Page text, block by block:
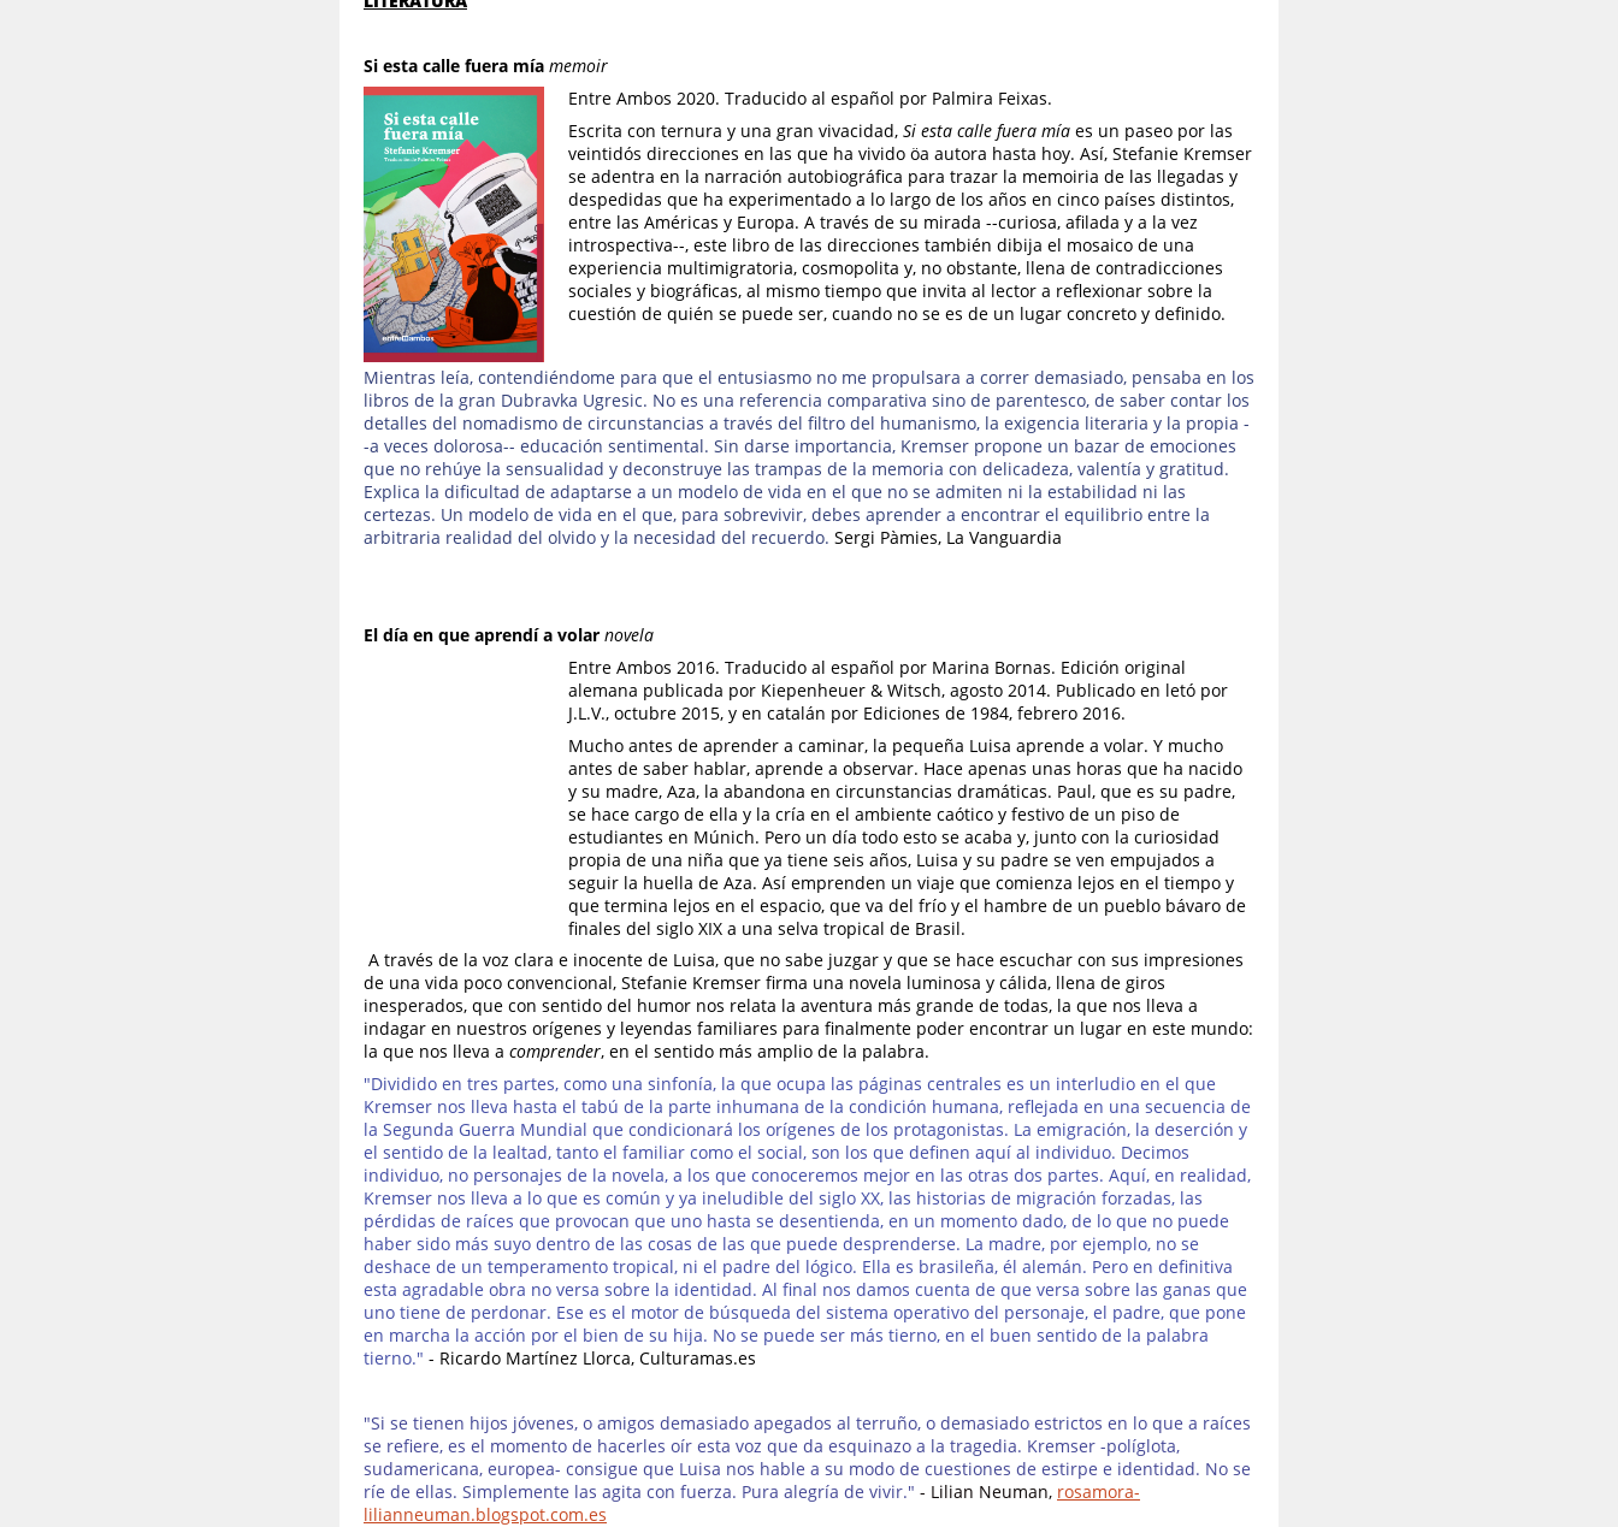
Si esta calle fuera mía memoir
Entre Ambos 2020. Traducido al español por Palmira Feixas.
Escrita con ternura y una gran vivacidad, Si esta calle fuera mía es un paseo por las
veintidós direcciones en las que ha vivido öa autora hasta hoy. Así, Stefanie Kremser
se adentra en la narración autobiográfica para trazar la memoiria de las llegadas y
despedidas que ha experimentado a lo largo de los años en cinco países distintos,
entre las Américas y Europa. A través de su mirada --curiosa, afilada y a la vez
introspectiva--, este libro de las direcciones también dibija el mosaico de una
experiencia multimigratoria, cosmopolita y, no obstante, llena de contradicciones
sociales y biográficas, al mismo tiempo que invita al lector a reflexionar sobre la
cuestión de quién se puede ser, cuando no se es de un lugar concreto y definido.
Mientras leía, contendiéndome para que el entusiasmo no me propulsara a correr demasiado, pensaba en los
libros de la gran Dubravka Ugresic. No es una referencia comparativa sino de parentesco, de saber contar los
detalles del nomadismo de circunstancias a través del filtro del humanismo, la exigencia literaria y la propia -
-a veces dolorosa-- educación sentimental. Sin darse importancia, Kremser propone un bazar de emociones
que no rehúye la sensualidad y deconstruye las trampas de la memoria con delicadeza, valentía y gratitud.
Explica la dificultad de adaptarse a un modelo de vida en el que no se admiten ni la estabilidad ni las
certezas. Un modelo de vida en el que, para sobrevivir, debes aprender a encontrar el equilibrio entre la
arbitraria realidad del olvido y la necesidad del recuerdo. Sergi Pàmies, La Vanguardia
El día en que aprendí a volar novela
Entre Ambos 2016. Traducido al español por Marina Bornas. Edición original
alemana publicada por Kiepenheuer & Witsch, agosto 2014. Publicado en letó por
J.L.V., octubre 2015, y en catalán por Ediciones de 1984, febrero 2016.
Mucho antes de aprender a caminar, la pequeña Luisa aprende a volar. Y mucho
antes de saber hablar, aprende a observar. Hace apenas unas horas que ha nacido
y su madre, Aza, la abandona en circunstancias dramáticas. Paul, que es su padre,
se hace cargo de ella y la cría en el ambiente caótico y festivo de un piso de
estudiantes en Múnich. Pero un día todo esto se acaba y, junto con la curiosidad
propia de una niña que ya tiene seis años, Luisa y su padre se ven empujados a
seguir la huella de Aza. Así emprenden un viaje que comienza lejos en el tiempo y
que termina lejos en el espacio, que va del frío y el hambre de un pueblo bávaro de
finales del siglo XIX a una selva tropical de Brasil.
A través de la voz clara e inocente de Luisa, que no sabe juzgar y que se hace escuchar con sus impresiones
de una vida poco convencional, Stefanie Kremser firma una novela luminosa y cálida, llena de giros
inesperados, que con sentido del humor nos relata la aventura más grande de todas, la que nos lleva a
indagar en nuestros orígenes y leyendas familiares para finalmente poder encontrar un lugar en este mundo:
la que nos lleva a comprender, en el sentido más amplio de la palabra.
"Dividido en tres partes, como una sinfonía, la que ocupa las páginas centrales es un interludio en el que
Kremser nos lleva hasta el tabú de la parte inhumana de la condición humana, reflejada en una secuencia de
la Segunda Guerra Mundial que condicionará los orígenes de los protagonistas. La emigración, la deserción y
el sentido de la lealtad, tanto el familiar como el social, son los que definen aquí al individuo. Decimos
individuo, no personajes de la novela, a los que conoceremos mejor en las otras dos partes. Aquí, en realidad,
Kremser nos lleva a lo que es común y ya ineludible del siglo XX, las historias de migración forzadas, las
pérdidas de raíces que provocan que uno hasta se desentienda, en un momento dado, de lo que no puede
haber sido más suyo dentro de las cosas de las que puede desprenderse. La madre, por ejemplo, no se
deshace de un temperamento tropical, ni el padre del lógico. Ella es brasileña, él alemán. Pero en definitiva
esta agradable obra no versa sobre la identidad. Al final nos damos cuenta de que versa sobre las ganas que
uno tiene de perdonar. Ese es el motor de búsqueda del sistema operativo del personaje, el padre, que pone
en marcha la acción por el bien de su hija. No se puede ser más tierno, en el buen sentido de la palabra
tierno." - Ricardo Martínez Llorca, Culturamas.es
"Si se tienen hijos jóvenes, o amigos demasiado apegados al terruño, o demasiado estrictos en lo que a raíces
se refiere, es el momento de hacerles oír esta voz que da esquinazo a la tragedia. Kremser -políglota,
sudamericana, europea- consigue que Luisa nos hable a su modo de cuestiones de estirpe e identidad. No se
ríe de ellas. Simplemente las agita con fuerza. Pura alegría de vivir." - Lilian Neuman, rosamora-
lilianneuman.blogspot.com.es